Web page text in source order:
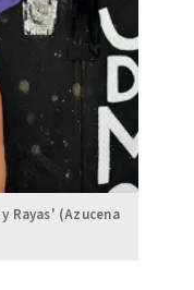
Rayas' (Azucena